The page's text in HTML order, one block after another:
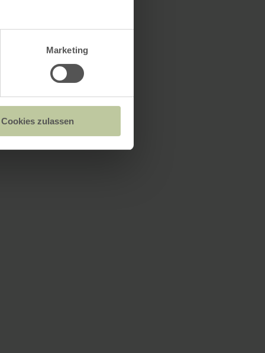
Marketing
Cookies zulassen